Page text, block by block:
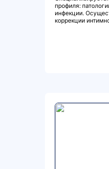
профиля:
инфекции.
коррекции